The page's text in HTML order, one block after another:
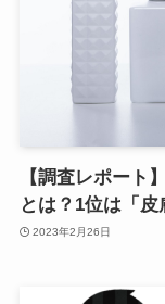
【調査レポート
とは？1位は「皮
2023年2月26日